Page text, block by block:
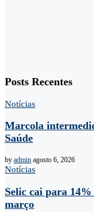
Posts Recentes
Notícias
Marcola
Saúde
by admin agosto 6, 2026
Notícias
Selic cai para
março